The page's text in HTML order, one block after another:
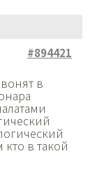
#894421
в
в такой